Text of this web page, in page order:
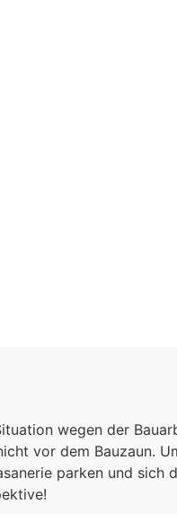
kommt auf jeden
an,
wir eine starke
wegen der
vor dem Bauzaun.
parken und sich